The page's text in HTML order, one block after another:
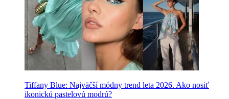
Tiffany Blue: Najväčší módny trend leta 2026. Ako nosiť
ikonickú pastelovú modrú?